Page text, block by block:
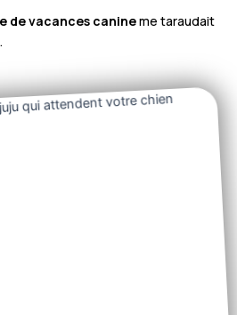
de vacances canineme taraudait